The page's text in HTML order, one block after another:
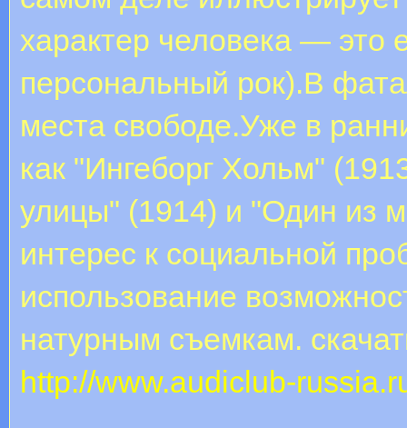
характер человека — это
персональный рок).В
места свободе.Уже в
как "Ингеборг Хольм"
улицы" (1914) и "Один из
интерес к социальной
использование
натурным съемкам.
http://www.audiclub-